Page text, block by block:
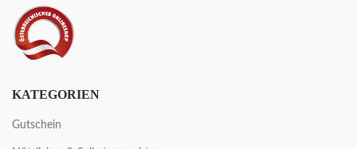
KATEGORIEN
Gutschein